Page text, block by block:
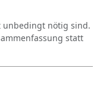
unbedingt nötig sind.
statt